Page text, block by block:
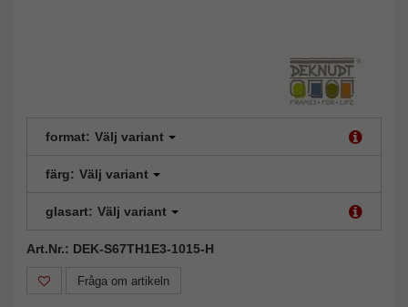
format: Välj variant
färg: Välj variant
glasart: Välj variant
Art.Nr.: DEK-S67TH1E3-1015-H
Fråga om artikeln